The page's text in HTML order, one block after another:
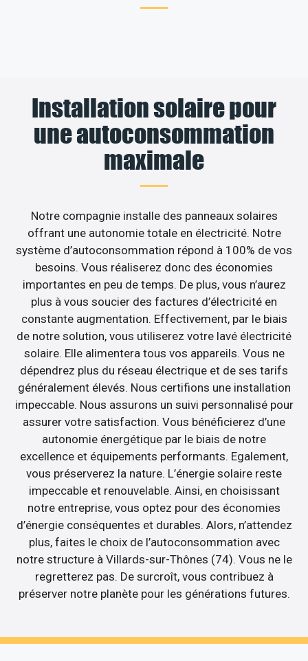
Installation solaire pour
une autoconsommation
maximale
Notre compagnie installe des panneaux solaires
offrant une autonomie totale en électricité. Notre
système d’autoconsommation répond à 100% de vos
besoins. Vous réaliserez donc des économies
importantes en peu de temps. De plus, vous n’aurez
plus à vous soucier des factures d’électricité en
constante augmentation. Effectivement, par le biais
de notre solution, vous utiliserez votre lavé électricité
solaire. Elle alimentera tous vos appareils. Vous ne
dépendrez plus du réseau électrique et de ses tarifs
généralement élevés. Nous certifions une installation
impeccable. Nous assurons un suivi personnalisé pour
assurer votre satisfaction. Vous bénéficierez d’une
autonomie énergétique par le biais de notre
excellence et équipements performants. Egalement,
vous préserverez la nature. L’énergie solaire reste
impeccable et renouvelable. Ainsi, en choisissant
notre entreprise, vous optez pour des économies
d’énergie conséquentes et durables. Alors, n’attendez
plus, faites le choix de l’autoconsommation avec
notre structure à Villards-sur-Thônes (74). Vous ne le
regretterez pas. De surcroît, vous contribuez à
préserver notre planète pour les générations futures.